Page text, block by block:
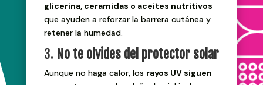
glicerina, ceramidas o aceites nutritivos
que ayuden a reforzar la barrera cutánea y
retener la humedad.
3. No te olvides del protector solar
Aunque no haga calor, los rayos UV siguen